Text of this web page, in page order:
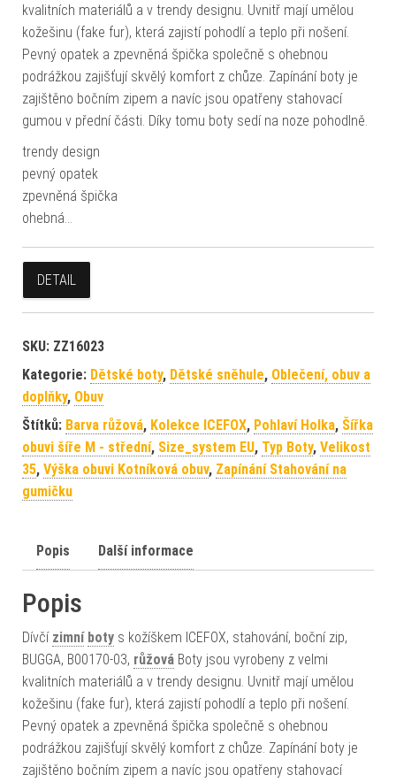
kvalitních materiálů a v trendy designu. Uvnitř mají umělou
kožešinu (fake fur), která zajistí pohodlí a teplo při nošení.
Pevný opatek a zpevněná špička společně s ohebnou
podrážkou zajišťují skvělý komfort z chůze. Zapínání boty je
zajištěno bočním zipem a navíc jsou opatřeny stahovací
gumou v přední části. Díky tomu boty sedí na noze pohodlně.
trendy design
pevný opatek
zpevněná špička
ohebná…
DETAIL
SKU: ZZ16023
Kategorie: Dětské boty, Dětské sněhule, Oblečení, obuv a
doplňky, Obuv
Štítků: Barva růžová, Kolekce ICEFOX, Pohlaví Holka, Šířka
obuvi šíře M - střední, Size_system EU, Typ Boty, Velikost
35, Výška obuvi Kotníková obuv, Zapínání Stahování na
gumičku
Popis Další informace
Popis
Dívčí zimní boty s kožíškem ICEFOX, stahování, boční zip,
BUGGA, B00170-03, růžová Boty jsou vyrobeny z velmi
kvalitních materiálů a v trendy designu. Uvnitř mají umělou
kožešinu (fake fur), která zajistí pohodlí a teplo při nošení.
Pevný opatek a zpevněná špička společně s ohebnou
podrážkou zajišťují skvělý komfort z chůze. Zapínání boty je
zajištěno bočním zipem a navíc jsou opatřeny stahovací